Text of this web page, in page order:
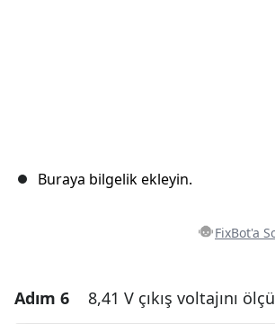
Buraya bilgelik ekleyin.
FixBot'a
Yorum Ekle
Adım 6 8,41 V çıkış voltajını